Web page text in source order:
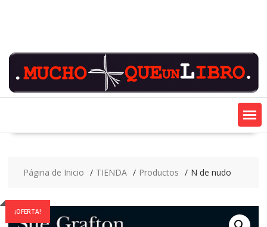
Página de Inicio TIENDA Productos N de nudo
¡OFERTA!